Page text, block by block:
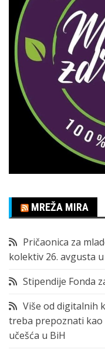
MREŽA MIRA
Pričaonica za
kolektiv 26. avgusta
Stipendije Fonda
Više od digitalnih
treba prepoznati
učešća u BiH